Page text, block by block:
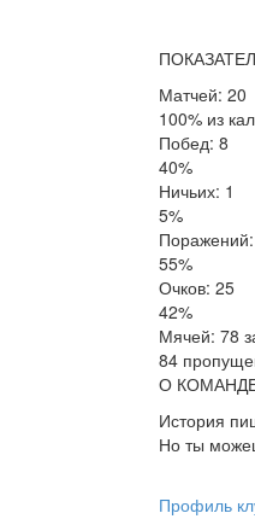
Матчей: 20
100% из
Побед: 8
40%
Ничьих: 1
5%
Поражений:
55%
Очков: 25
42%
Мячей: 78
84
О
История
Но ты
Профиль